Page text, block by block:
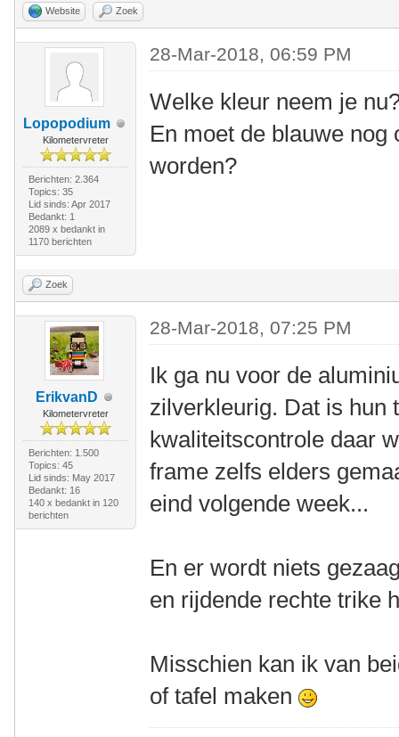
Website Zoek
Lopopodium
Kilometervreter
Berichten: 2.364
Topics: 35
Lid sinds: Apr 2017
Bedankt: 1
2089 x bedankt in
1170 berichten
28-Mar-2018, 06:59 PM
Welke kleur neem je
En moet de blauwe
worden?
Zoek
ErikvanD
Kilometervreter
Berichten: 1.500
Topics: 45
Lid sinds: May 2017
Bedankt: 16
140 x bedankt in 120
berichten
28-Mar-2018, 07:25 PM
Ik ga nu voor de
zilverkleurig. Dat is hun
kwaliteitscontrole daar
frame zelfs elders
eind volgende week...
En er wordt niets
en rijdende rechte trike
Misschien kan ik van
of tafel maken